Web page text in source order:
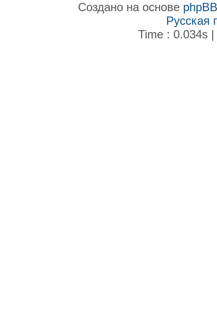
Создано на основе phpBB
Русская
Time : 0.034s